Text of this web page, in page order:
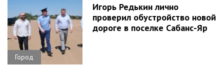
Город
Игорь Редькин лично
проверил обустройство новой
дороге в поселке Сабанс-Яр